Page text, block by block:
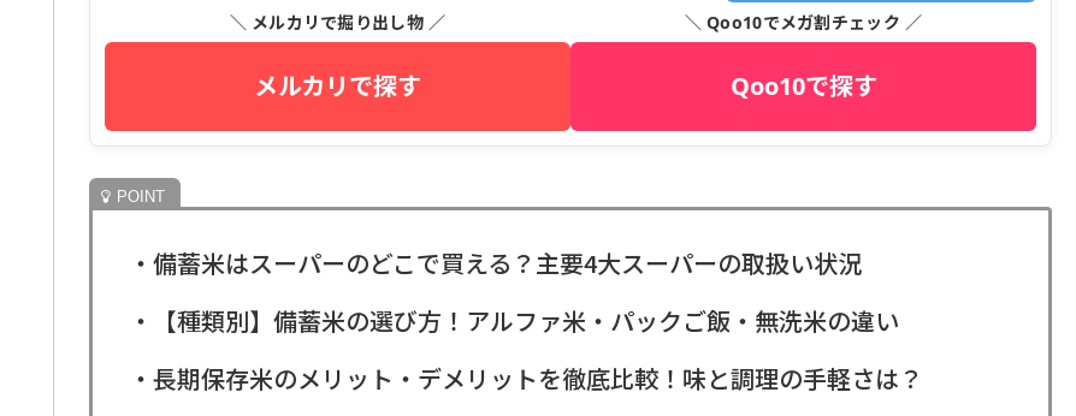
＼ メルカリで掘り出し物 ／
メルカリで探す
＼ Qoo10でメガ割チェック ／
Qoo10で探す
・備蓄米はスーパーのどこで買える？主要4大スーパーの取扱い状況
・【種類別】備蓄米の選び方！アルファ米・パックご飯・無洗米の違い
・長期保存米のメリット・デメリットを徹底比較！味と調理の手軽さは？